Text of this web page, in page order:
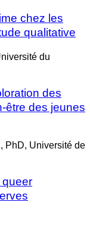
chez les
qualitative
du
des
être des jeunes
PhD, Université de
queer